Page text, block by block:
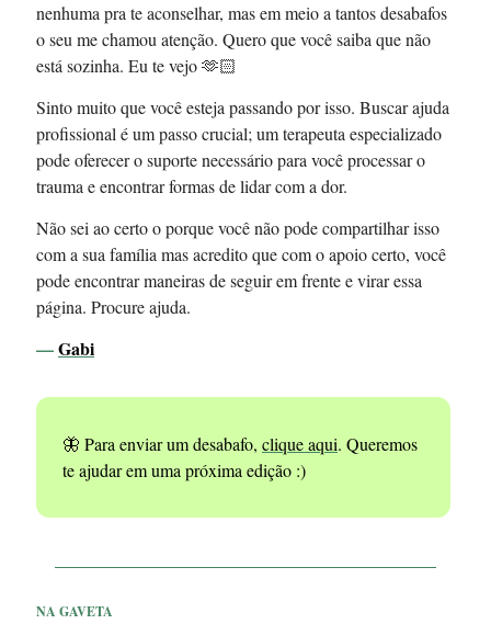
nenhuma pra te aconselhar, mas em meio a tantos desabafos
o seu me chamou atenção. Quero que você saiba que não
está sozinha. Eu te vejo 🫶🏻
Sinto muito que você esteja passando por isso. Buscar ajuda
profissional é um passo crucial; um terapeuta especializado
pode oferecer o suporte necessário para você processar o
trauma e encontrar formas de lidar com a dor.
Não sei ao certo o porque você não pode compartilhar isso
com a sua família mas acredito que com o apoio certo, você
pode encontrar maneiras de seguir em frente e virar essa
página. Procure ajuda.
—Gabi
🦋 Para enviar um desabafo, clique aqui. Queremos
te ajudar em uma próxima edição :)
NA GAVETA